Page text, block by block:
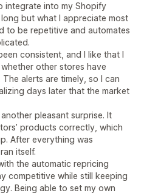
integrate into my Shopify
but what I appreciate most
to be repetitive and automates
consistent, and I like that I
other stores have
alerts are timely, so I can
days later that the market
pleasant surprise. It
products correctly, which
After everything was
itself.
the automatic repricing
competitive while still keeping
Being able to set my own